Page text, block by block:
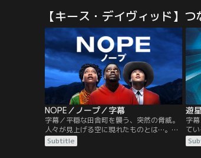
【キース・デイヴィッド】
NOPE／ノープ／字幕
字幕／平穏な田舎町を襲う、突然の脅威。
人々が見上げる空に現れたものとは…。最
悪の奇跡がやってくる。亡き父から、牧場
を受け継いだOJは、父の事故死をいまだに
Subtitle
遊
字
て
ノ